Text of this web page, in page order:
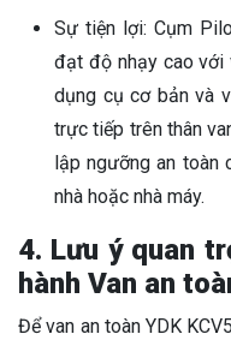
Sự tiện lợi: Cụm
đạt độ nhạy cao với
dụng cụ cơ bản và
trực tiếp trên thân
lập ngưỡng an toàn
nhà hoặc nhà máy.
4. Lưu ý quan
hành Van an
Để van an toàn YDK